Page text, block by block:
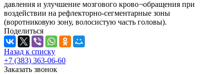
давления и улучшение мозгового крово¬обращения при
воздействии на рефлекторно-сегментарные зоны
(воротниковую зону, волосистую часть головы).
Поделиться
Назад к списку
+7 (383) 363-06-60
Заказать звонок